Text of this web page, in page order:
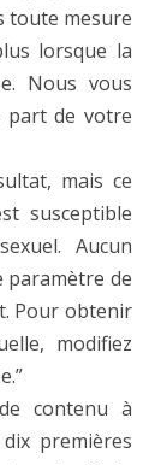
toute mesure
lorsque la
Nous vous
part de votre
mais ce
susceptible
Aucun
paramètre de
Pour obtenir
modifiez
contenu à
premières